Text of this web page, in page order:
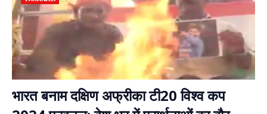
भारत बनाम दक्षिण अफ्रीका टी20 विश्व कप